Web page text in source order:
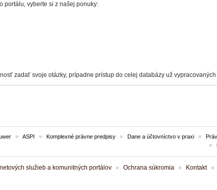
portálu, vyberte si z našej ponuky:
zadať svoje otázky, prípadne prístup do celej databázy už vypracovaných
ASPI Komplexné právne predpisy Dane a účtovníctvo v praxi
služieb a komunitných portálov Ochrana súkromia Kontakt